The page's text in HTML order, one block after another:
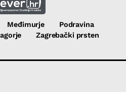
Međimurje
Podravina
Zagrebački prsten